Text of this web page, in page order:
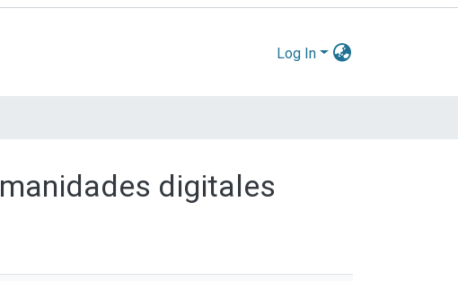
Log In
digitales